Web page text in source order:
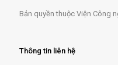
Bản quyền thuộc Viện Công
Thông tin liên hệ